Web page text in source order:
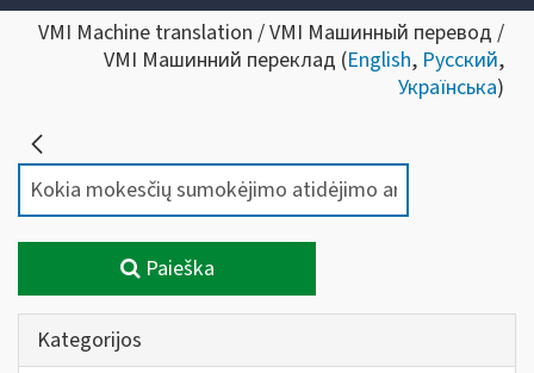
VMI Machine translation / VMI Машинный перевод /
VMI Машинний переклад (English, Русский,
Українська)
Paieška
Kategorijos